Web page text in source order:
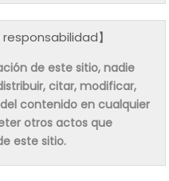
】
de este sitio, nadie
citar, modificar,
contenido en cualquier
otros actos que
este sitio.